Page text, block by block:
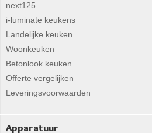
next125
i-luminate keukens
Landelijke keuken
Woonkeuken
Betonlook keuken
Offerte vergelijken
Leveringsvoorwaarden
Apparatuur